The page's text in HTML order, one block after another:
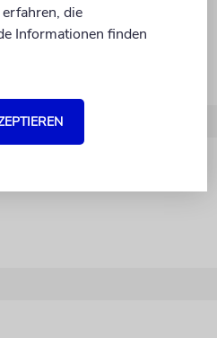
die
Informationen finden